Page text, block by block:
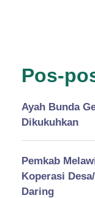
Pos-
Ayah Bunda
Dikukuhkan
Pemkab
Koperasi
Daring